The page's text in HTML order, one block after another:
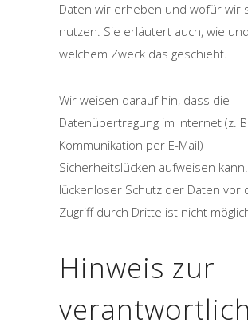
Daten wir erheben und wofür wir
nutzen. Sie erläutert auch, wie
welchem Zweck das geschieht.
Wir weisen darauf hin, dass die
Datenübertragung im Internet (z.
Kommunikation per E-Mail)
Sicherheitslücken aufweisen
lückenloser Schutz der Daten vor
Zugriff durch Dritte ist nicht
Hinweis zur